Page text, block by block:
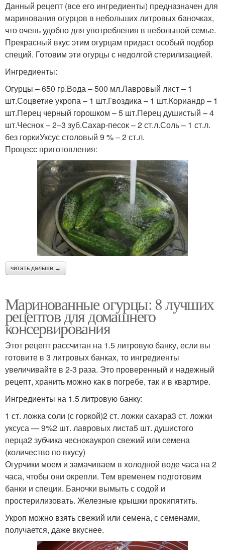
Данный рецепт (все его ингредиенты) предназначен для
маринования огурцов в небольших литровых баночках,
что очень удобно для употребления в небольшой семье.
Прекрасный вкус этим огурцам придаст особый подбор
специй. Готовим эти огурцы с недолгой стерилизацией.
Ингредиенты:
Огурцы – 650 гр.Вода – 500 мл.Лавровый лист – 1
шт.Соцветие укропа – 1 шт.Гвоздика – 1 шт.Кориандр – 1
шт.Перец черный горошком – 5 шт.Перец душистый – 4
шт.Чеснок – 2–3 зуб.Сахар-песок – 2 ст.л.Соль – 1 ст.л.
без горкиУксус столовый 9 % – 2 ст.л.
Процесс приготовления:
читать дальше →
Маринованные огурцы: 8 лучших
рецептов для домашнего
консервирования
Этот рецепт рассчитан на 1.5 литровую банку, если вы
готовите в 3 литровых банках, то ингредиенты
увеличивайте в 2-3 раза. Это проверенный и надежный
рецепт, хранить можно как в погребе, так и в квартире.
Ингредиенты на 1.5 литровую банку:
1 ст. ложка соли (с горкой)2 ст. ложки сахара3 ст. ложки
уксуса — 9%2 шт. лавровых листа5 шт. душистого
перца2 зубчика чеснокаукроп свежий или семена
(количество по вкусу)
Огурчики моем и замачиваем в холодной воде часа на 2
часа, чтобы они окрепли. Тем временем подготовим
банки и специи. Баночки вымыть с содой и
простерилизовать. Железные крышки прокипятить.
Укроп можно взять свежий или семена, с семенами,
получается, даже вкуснее.